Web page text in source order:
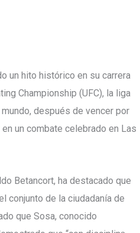
un hito histórico en su carrera
Championship (UFC), la liga
después de vencer por
un combate celebrado en Las
Betancort, ha destacado que
conjunto de la ciudadanía de
que Sosa, conocido